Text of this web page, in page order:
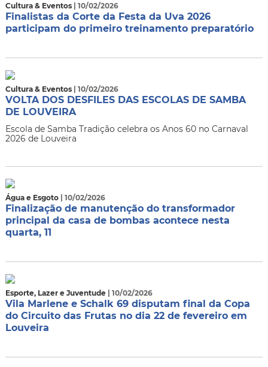
Cultura & Eventos | 10/02/2026
Finalistas da Corte da Festa da Uva 2026
participam do primeiro treinamento preparatório
Cultura & Eventos | 10/02/2026
VOLTA DOS DESFILES DAS ESCOLAS DE SAMBA
DE LOUVEIRA
Escola de Samba Tradição celebra os Anos 60 no Carnaval
2026 de Louveira
Água e Esgoto | 10/02/2026
Finalização de manutenção do transformador
principal da casa de bombas acontece nesta
quarta, 11
Esporte, Lazer e Juventude | 10/02/2026
Vila Marlene e Schalk 69 disputam final da Copa
do Circuito das Frutas no dia 22 de fevereiro em
Louveira